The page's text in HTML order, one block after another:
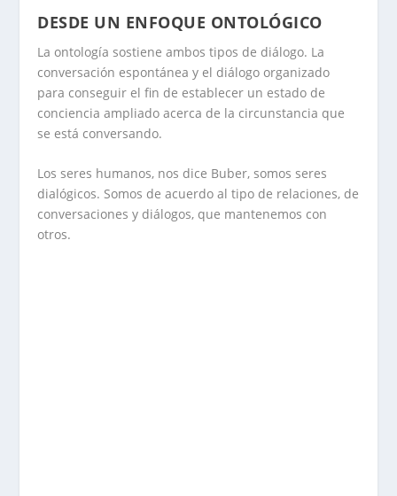
DESDE UN ENFOQUE ONTOLÓGICO
La ontología sostiene ambos tipos de diálogo. La
conversación espontánea y el diálogo organizado
para conseguir el fin de establecer un estado de
conciencia ampliado acerca de la circunstancia que
se está conversando.
Los seres humanos, nos dice Buber, somos seres
dialógicos. Somos de acuerdo al tipo de relaciones, de
conversaciones y diálogos, que mantenemos con
otros.